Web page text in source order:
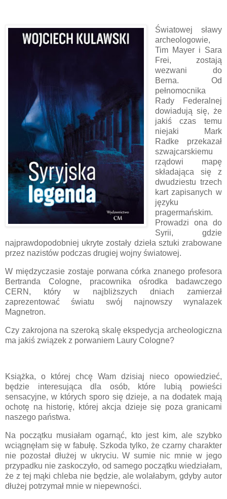
Światowej sławy
archeologowie,
Tim Mayer i Sara
Frei, zostają
wezwani do
Berna. Od
pełnomocnika
Rady Federalnej
dowiadują się, że
jakiś czas temu
niejaki Mark
Radke przekazał
szwajcarskiemu
rządowi mapę
składająca się z
dwudziestu trzech
kart zapisanych w
języku
pragermańskim.
Prowadzi ona do
Syrii, gdzie
najprawdopodobniej ukryte zostały dzieła sztuki zrabowane
przez nazistów podczas drugiej wojny światowej.
W międzyczasie zostaje porwana córka znanego profesora
Bertranda Cologne, pracownika ośrodka badawczego
CERN, który w najbliższych dniach zamierzał
zaprezentować światu swój najnowszy wynalazek
Magnetron.
Czy zakrojona na szeroką skalę ekspedycja archeologiczna
ma jakiś związek z porwaniem Laury Cologne?
Książka, o której chcę Wam dzisiaj nieco opowiedzieć,
będzie interesująca dla osób, które lubią powieści
sensacyjne, w których sporo się dzieje, a na dodatek mają
ochotę na historię, której akcja dzieje się poza granicami
naszego państwa.
Na początku musiałam ogarnąć, kto jest kim, ale szybko
wciągnęłam się w fabułę. Szkoda tylko, że czarny charakter
nie pozostał dłużej w ukryciu. W sumie nic mnie w jego
przypadku nie zaskoczyło, od samego początku wiedziałam,
że z tej mąki chleba nie będzie, ale wolałabym, gdyby autor
dłużej potrzymał mnie w niepewności.